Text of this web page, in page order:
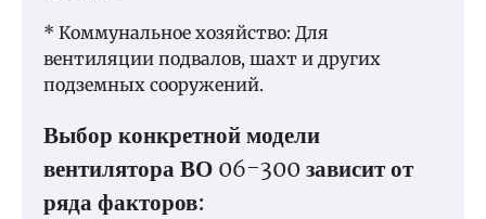
* Коммунальное хозяйство: Для
вентиляции подвалов, шахт и других
подземных сооружений.
Выбор конкретной модели
вентилятора ВО 06-300 зависит от
ряда факторов: